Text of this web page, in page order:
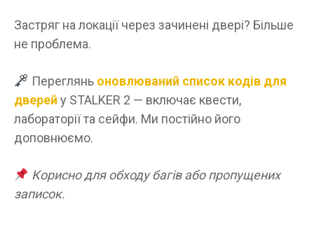
Застряг на локації через зачинені двері? Більше
не проблема.
Переглянь оновлюваний список кодів для
дверей у STALKER 2 — включає квести,
лабораторії та сейфи. Ми постійно його
доповнюємо.
Корисно для обходу багів або пропущених
записок.